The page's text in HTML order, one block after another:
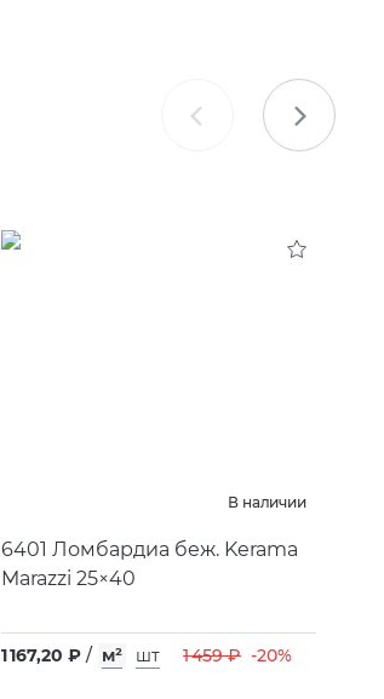
В наличии
6401 Ломбардиа беж. Kerama
Marazzi 25×40
1 167,20 ₽ / м² шт 1 459 ₽ -20%